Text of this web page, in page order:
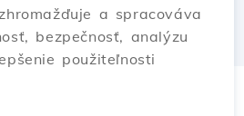
a spracováva
bezpečnosť, analýzu
použiteľnosti